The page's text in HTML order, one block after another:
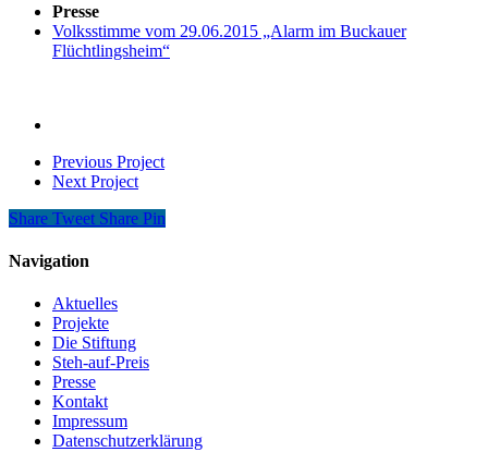
Presse
Volksstimme vom 29.06.2015 „Alarm im Buckauer
Flüchtlingsheim“
Previous Project
Next Project
Share Tweet Share Pin
Navigation
Aktuelles
Projekte
Die Stiftung
Steh-auf-Preis
Presse
Kontakt
Impressum
Datenschutzerklärung